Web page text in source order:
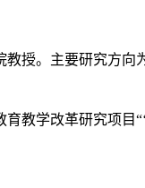
教授。主要研究方向
教学改革研究项目